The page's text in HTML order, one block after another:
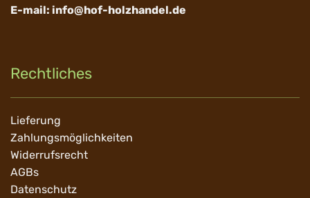
E-mail: info@hof-holzhandel.de
Rechtliches
Navigation
überspringen
Lieferung
Zahlungsmöglichkeiten
Widerrufsrecht
AGBs
Datenschutz